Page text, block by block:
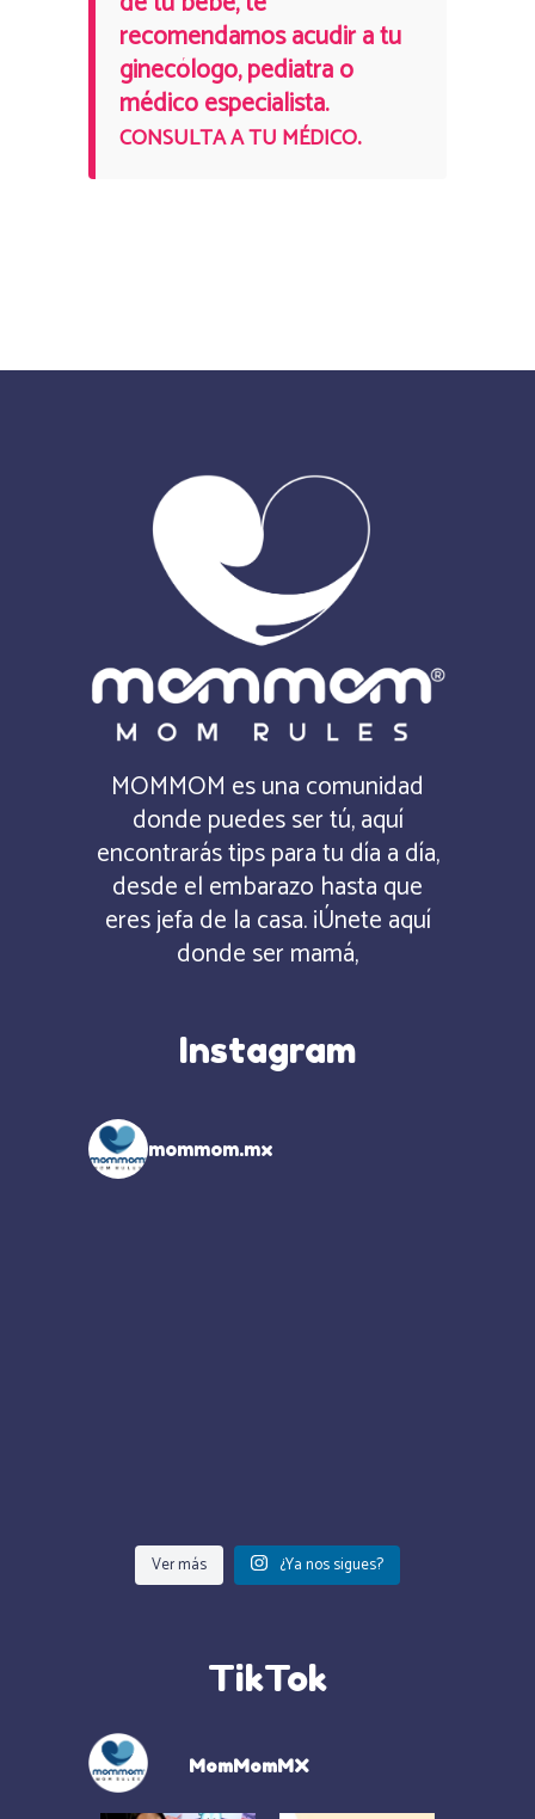
recomendamos acudir a tu
ginecólogo, pediatra o
médico especialista.
CONSULTA A TU MÉDICO.
MOMMOM es una comunidad
donde puedes ser tú, aquí
encontrarás tips para tu día a día,
desde el embarazo hasta que
eres jefa de la casa. ¡Únete aquí
donde ser mamá,
Instagram
mommom.mx
Ver más ¿Ya nos sigues?
TikTok
MomMomMX